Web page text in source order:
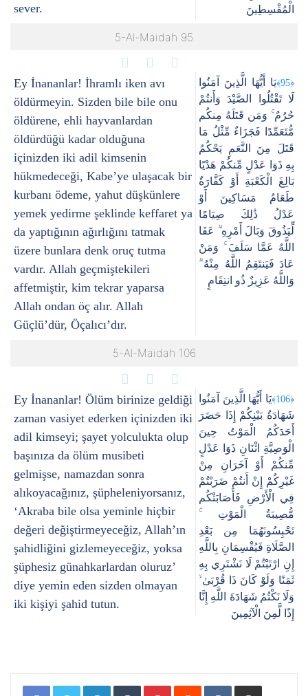
sever.
الْمُقْسِطِينَ
5-Al-Maidah 95
Ey İnananlar! İhramlı iken avı
öldürmeyin. Sizden bile bile onu
öldürene, ehli hayvanlardan
öldürdüğü kadar olduğuna
içinizden iki adil kimsenin
hükmedeceği, Kabe’ye ulaşacak bir
kurbanı ödeme, yahut düşkünlere
yemek yedirme şeklinde keffaret ya
da yaptığının ağırlığını tatmak
üzere bunlara denk oruç tutma
vardır. Allah geçmiştekileri
affetmiştir, kim tekrar yaparsa
Allah ondan öç alır. Allah
Güçlü’dür, Öçalıcı’dır.
﴿95﴾
يَا أَيُّهَا الَّذِينَ آمَنُوا
لَا تَقْتُلُوا الصَّيْدَ وَأَنتُمْ
حُرُمٌ ۚ وَمَن قَتَلَهُ مِنكُم
مُّتَعَمِّدًا فَجَزَاءٌ مِّثْلُ مَا
قَتَلَ مِنَ النَّعَمِ يَحْكُمُ
بِهِ ذَوَا عَدْلٍ مِّنكُمْ هَدْيًا
بَالِغَ الْكَعْبَةِ أَوْ كَفَّارَةٌ
طَعَامُ مَسَاكِينَ أَوْ
عَدْلُ ذَٰلِكَ صِيَامًا
لِّيَذُوقَ وَبَالَ أَمْرِهِ ۗ عَفَا
اللَّهُ عَمَّا سَلَفَ ۚ وَمَنْ
عَادَ فَيَنتَقِمُ اللَّهُ مِنْهُ ۗ
وَاللَّهُ عَزِيزٌ ذُو انتِقَامٍ
5-Al-Maidah 106
Ey İnananlar! Ölüm birinize geldiği
zaman vasiyet ederken içinizden iki
adil kimseyi; şayet yolculukta olup
başınıza da ölüm musibeti
gelmişse, namazdan sonra
alıkoyacağınız, şüpheleniyorsanız,
‘Akraba bile olsa yeminle hiçbir
değeri değiştirmeyeceğiz, Allah’ın
şahidliğini gizlemeyeceğiz, yoksa
şüphesiz günahkarlardan oluruz’
diye yemin eden sizden olmayan
iki kişiyi şahid tutun.
﴿106﴾
يَا أَيُّهَا الَّذِينَ آمَنُوا
شَهَادَةُ بَيْنِكُمْ إِذَا حَضَرَ
أَحَدَكُمُ الْمَوْتُ حِينَ
الْوَصِيَّةِ اثْنَانِ ذَوَا عَدْلٍ
مِّنكُمْ أَوْ آخَرَانِ مِنْ
غَيْرِكُمْ إِنْ أَنتُمْ ضَرَبْتُمْ
فِي الْأَرْضِ فَأَصَابَتْكُم
مُّصِيبَةُ الْمَوْتِ ۚ
تَحْبِسُونَهُمَا مِن بَعْدِ
الصَّلَاةِ فَيُقْسِمَانِ بِاللَّهِ
إِنِ ارْتَبْتُمْ لَا نَشْتَرِي بِهِ
ثَمَنًا وَلَوْ كَانَ ذَا قُرْبَىٰ ۙ
وَلَا نَكْتُمُ شَهَادَةَ اللَّهِ إِنَّا
إِذًا لَّمِنَ الْآثِمِينَ
LinkedIn Tumblr Pinterest Reddit VKontakte